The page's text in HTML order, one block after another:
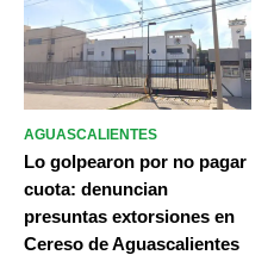
AGUASCALIENTES
Lo golpearon por no pagar
cuota: denuncian
presuntas extorsiones en
Cereso de Aguascalientes